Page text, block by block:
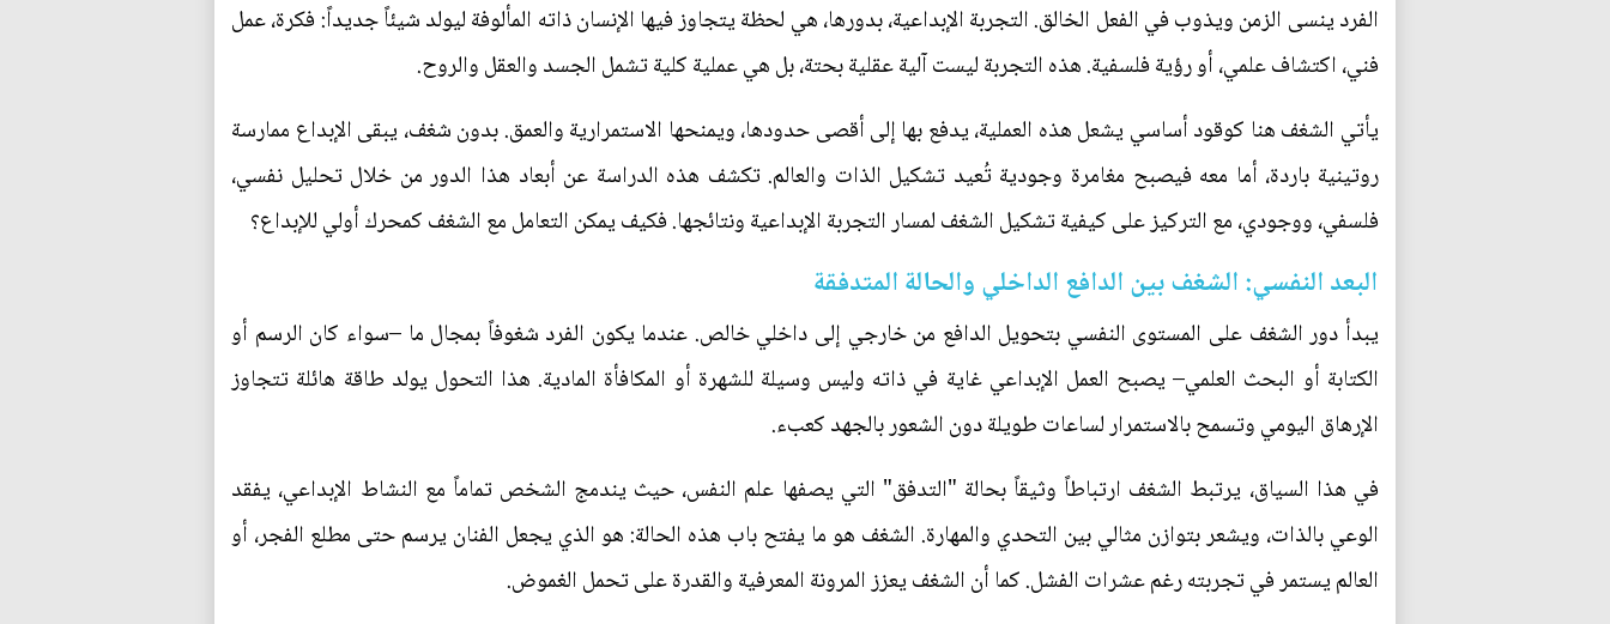
الفرد ينسى الزمن ويذوب في الفعل الخالق. التجربة الإبداعية، بدورها، هي لحظة يتجاوز فيها الإنسان ذاته المألوفة ليولد شيئاً جديداً: فكرة، عمل
فني، اكتشاف علمي، أو رؤية فلسفية. هذه التجربة ليست آلية عقلية بحتة، بل هي عملية كلية تشمل الجسد والعقل والروح.
يأتي الشغف هنا كوقود أساسي يشعل هذه العملية، يدفع بها إلى أقصى حدودها، ويمنحها الاستمرارية والعمق. بدون شغف، يبقى الإبداع ممارسة
روتينية باردة، أما معه فيصبح مغامرة وجودية تُعيد تشكيل الذات والعالم. تكشف هذه الدراسة عن أبعاد هذا الدور من خلال تحليل نفسي،
فلسفي، ووجودي، مع التركيز على كيفية تشكيل الشغف لمسار التجربة الإبداعية ونتائجها. فكيف يمكن التعامل مع الشغف كمحرك أولي للإبداع؟
البعد النفسي: الشغف بين الدافع الداخلي والحالة المتدفقة
يبدأ دور الشغف على المستوى النفسي بتحويل الدافع من خارجي إلى داخلي خالص. عندما يكون الفرد شغوفاً بمجال ما –سواء كان الرسم أو
الكتابة أو البحث العلمي– يصبح العمل الإبداعي غاية في ذاته وليس وسيلة للشهرة أو المكافأة المادية. هذا التحول يولد طاقة هائلة تتجاوز
الإرهاق اليومي وتسمح بالاستمرار لساعات طويلة دون الشعور بالجهد كعبء.
في هذا السياق، يرتبط الشغف ارتباطاً وثيقاً بحالة "التدفق" التي يصفها علم النفس، حيث يندمج الشخص تماماً مع النشاط الإبداعي، يفقد
الوعي بالذات، ويشعر بتوازن مثالي بين التحدي والمهارة. الشغف هو ما يفتح باب هذه الحالة: هو الذي يجعل الفنان يرسم حتى مطلع الفجر، أو
العالم يستمر في تجربته رغم عشرات الفشل. كما أن الشغف يعزز المرونة المعرفية والقدرة على تحمل الغموض.